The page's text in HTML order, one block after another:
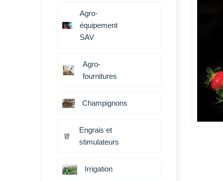
Agro-
équipement
SAV
Agro-
fournitures
Champignons
Engrais et
stimulateurs
Irrigation